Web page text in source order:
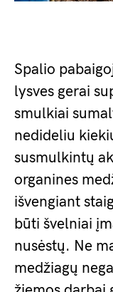
Spalio
lysves gerai
smulkiai
nedideliu
susmulkintų
organines
išvengiant
būti švelniai
nusėstų. Ne
medžiagų